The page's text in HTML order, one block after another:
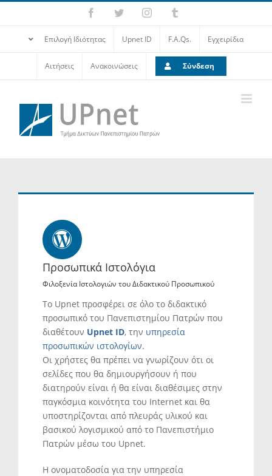
Επιλογή Ιδιότητας Upnet ID F.A.Qs. Εγχειρίδια
Αιτήσεις Ανακοινώσεις Σύνδεση
Προσωπικά Ιστολόγια
Φιλοξενία Ιστολογιών του Διδακτικού Προσωπικού
Το Upnet προσφέρει σε όλο το διδακτικό
προσωπικό του Πανεπιστημίου Πατρών που
διαθέτουν Upnet ID, την υπηρεσία
προσωπικών ιστολογίων.
Οι χρήστες θα πρέπει να γνωρίζουν ότι οι
σελίδες που θα δημιουργήσουν ή που
διατηρούν είναι ή θα είναι διαθέσιμες στην
παγκόσμια κοινότητα του Internet και θα
υποστηρίζονται από πλευράς υλικού και
βασικού λογισμικού από το Πανεπιστήμιο
Πατρών μέσω του Upnet.
Η ονοματοδοσία για την υπηρεσία